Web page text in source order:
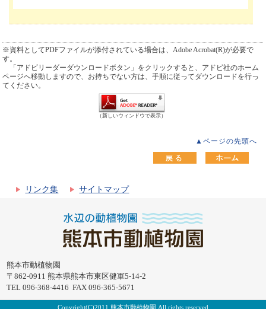
※資料としてPDFファイルが添付されている場合は、Adobe Acrobat(R)が必要で
す。
「アドビリーダーダウンロードボタン」をクリックすると、アドビ社のホーム
ページへ移動しますので、お持ちでない方は、手順に従ってダウンロードを行っ
てください。
（新しいウィンドウで表示）
▲ページの先頭へ
リンク集 サイトマップ
熊本市動植物園
〒862-0911 熊本県熊本市東区健軍5-14-2
TEL 096-368-4416 FAX 096-365-5671
Copyright(C)2011 熊本市動植物園 All rights reserved